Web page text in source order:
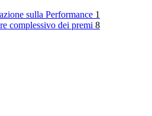
sulla Performance 1
complessivo dei premi 8